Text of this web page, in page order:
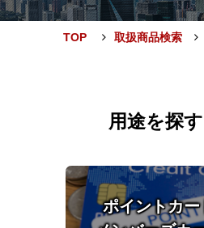
TOP 取扱商品検索
用途を探す
ポイントカー